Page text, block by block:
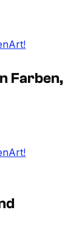
Farben,